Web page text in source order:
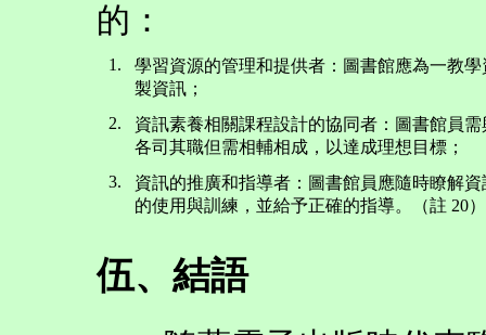
的：
1.
學習資源的管理和提供者：圖書館應為一教
製資訊；
2.
資訊素養相關課程設計的協同者：圖書館員
各司其職但需相輔相成，以達成理想目標；
3.
資訊的推廣和指導者：圖書館員應隨時瞭解
的使用與訓練，並給予正確的指導。（註 20）
伍、結語